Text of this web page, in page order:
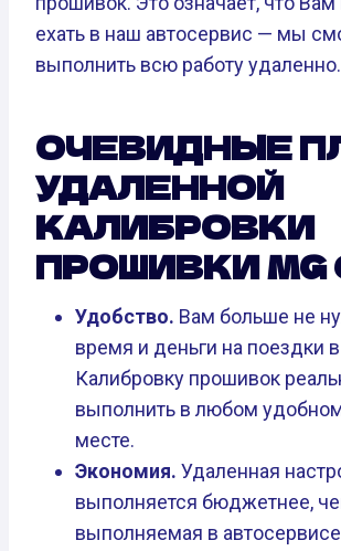
ехать в наш автосервис — мы
выполнить всю работу удаленно.
ОЧЕВИДНЫЕ
УДАЛЕННОЙ
КАЛИБРОВКИ
ПРОШИВКИ MG
Удобство. Вам больше не
время и деньги на поездки
Калибровку прошивок
выполнить в любом
месте.
Экономия. Удаленная
выполняется бюджетнее,
выполняемая в